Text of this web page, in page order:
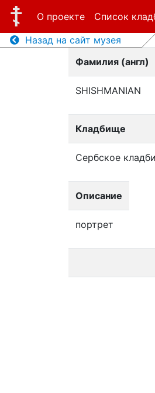
О проекте Список
Назад на сайт музея
Фамилия (англ)
SHISHMANIAN
Кладбище
Сербское
Описание
портрет